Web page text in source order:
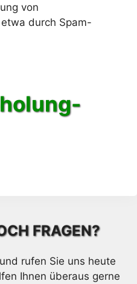
von
durch Spam-
FRAGEN?
rufen Sie uns heute
Ihnen überaus gerne